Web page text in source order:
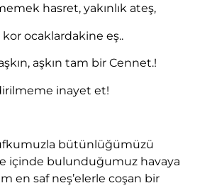
hasret, yakınlık ateş,
ocaklardakine eş..
aşkın tam bir Cennet.!
inayet et!
ufkumuzla bütünlüğümüzü
içinde bulunduğumuz havaya
en saf neş’elerle coşan bir